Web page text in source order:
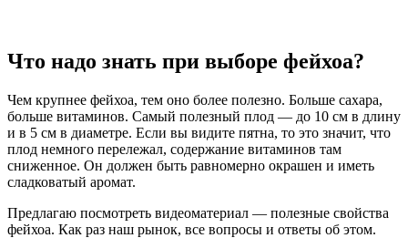
Что надо знать при выборе фейхоа?
Чем крупнее фейхоа, тем оно более полезно. Больше сахара,
больше витаминов. Самый полезный плод — до 10 см в длину
и в 5 см в диаметре. Если вы видите пятна, то это значит, что
плод немного перележал, содержание витаминов там
сниженное. Он должен быть равномерно окрашен и иметь
сладковатый аромат.
Предлагаю посмотреть видеоматериал — полезные свойства
фейхоа. Как раз наш рынок, все вопросы и ответы об этом.